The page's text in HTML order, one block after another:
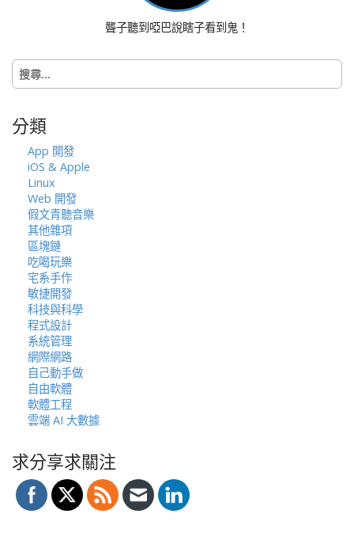
聾子聽到啞巴說瞎子看到鬼！
搜
尋
字:
分類
App 開發
iOS & Apple
Linux
Web 開發
假文青聽音樂
其他雜項
區塊鏈
吃喝玩樂
宅系手作
敏捷開發
科技與科學
程式設計
系統管理
網際網路
自己動手做
自由軟體
軟體工程
雲端 AI 大數據
求分享求關注